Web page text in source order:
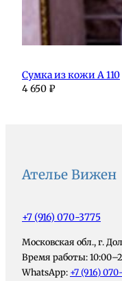
Сумка из кожи А 110
4 650 ₽
Ателье Вижен
+7 (916) 070-3775
Московская обл., г.
Время работы:
WhatsApp: +7 (916)